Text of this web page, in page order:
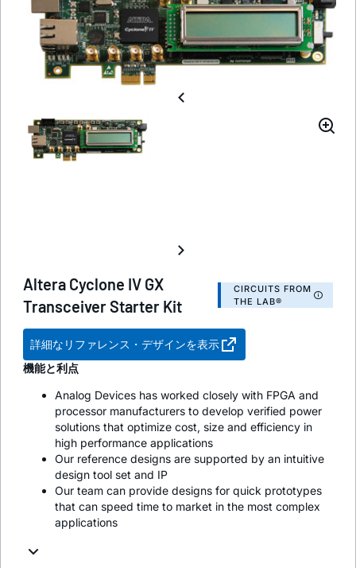
Altera Cyclone IV GX
Transceiver Starter Kit
CIRCUITS FROM
THE LAB®
詳細なリファレンス・デザインを表示
機能と利点
Analog Devices has worked closely with FPGA and
processor manufacturers to develop verified power
solutions that optimize cost, size and efficiency in
high performance applications
Our reference designs are supported by an intuitive
design tool set and IP
Our team can provide designs for quick prototypes
that can speed time to market in the most complex
applications